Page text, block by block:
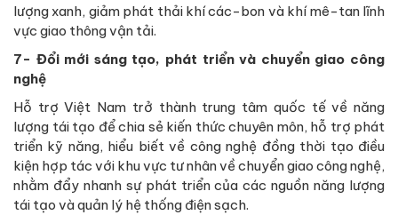
lượng xanh, giảm phát thải khí các-bon và khí mê-tan lĩnh
vực giao thông vận tải.
7- Đổi mới sáng tạo, phát triển và chuyển giao công
nghệ
Hỗ trợ Việt Nam trở thành trung tâm quốc tế về năng
lượng tái tạo để chia sẻ kiến thức chuyên môn, hỗ trợ phát
triển kỹ năng, hiểu biết về công nghệ đồng thời tạo điều
kiện hợp tác với khu vực tư nhân về chuyển giao công nghệ,
nhằm đẩy nhanh sự phát triển của các nguồn năng lượng
tái tạo và quản lý hệ thống điện sạch.